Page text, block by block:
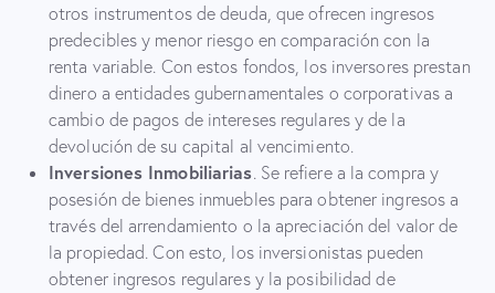
otros instrumentos de deuda, que ofrecen ingresos
predecibles y menor riesgo en comparación con la
renta variable. Con estos fondos, los inversores prestan
dinero a entidades gubernamentales o corporativas a
cambio de pagos de intereses regulares y de la
devolución de su capital al vencimiento.
Inversiones Inmobiliarias. Se refiere a la compra y
posesión de bienes inmuebles para obtener ingresos a
través del arrendamiento o la apreciación del valor de
la propiedad. Con esto, los inversionistas pueden
obtener ingresos regulares y la posibilidad de